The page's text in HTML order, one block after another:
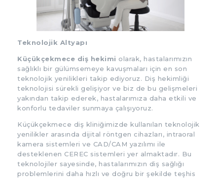
Teknolojik Altyapı
Küçükçekmece diş hekimi olarak, hastalarımızın
sağlıklı bir gülümsemeye kavuşmaları için en son
teknolojik yenilikleri takip ediyoruz. Diş hekimliği
teknolojisi sürekli gelişiyor ve biz de bu gelişmeleri
yakından takip ederek, hastalarımıza daha etkili ve
konforlu tedaviler sunmaya çalışıyoruz.
Küçükçekmece diş kliniğimizde kullanılan teknolojik
yenilikler arasında dijital röntgen cihazları, intraoral
kamera sistemleri ve CAD/CAM yazılımı ile
desteklenen CEREC sistemleri yer almaktadır. Bu
teknolojiler sayesinde, hastalarımızın diş sağlığı
problemlerini daha hızlı ve doğru bir şekilde teşhis